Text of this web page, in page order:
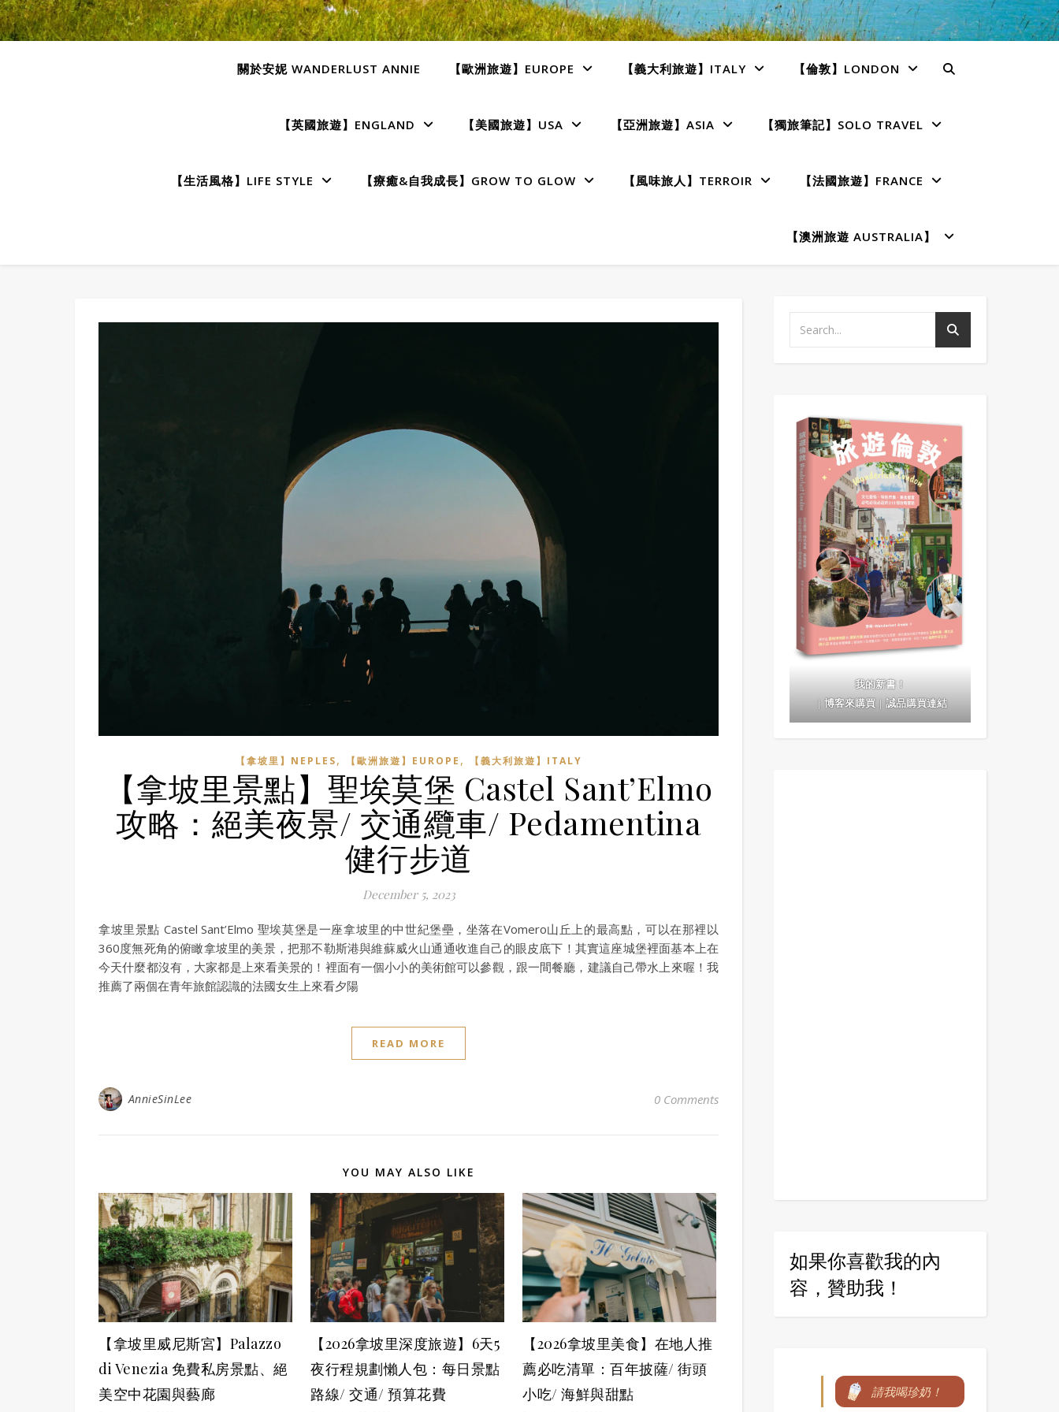
關於安妮 WANDERLUST ANNIE 【歐洲旅遊】EUROPE 【義大利旅遊】ITALY 【倫敦】LONDON
【英國旅遊】ENGLAND 【美國旅遊】USA 【亞洲旅遊】ASIA 【獨旅筆記】SOLO TRAVEL
【生活風格】LIFE STYLE 【療癒&自我成長】GROW TO GLOW 【風味旅人】TERROIR 【法國旅遊】FRANCE
【澳洲旅遊 AUSTRALIA】
【拿坡里】NEPLES, 【歐洲旅遊】EUROPE , 【義大利旅遊】ITALY
【拿坡里景點】聖埃莫堡 Castel Sant’Elmo
攻略：絕美夜景/ 交通纜車/ Pedamentina
健行步道
December 5, 2023
拿坡里景點 Castel Sant’Elmo 聖埃莫堡是一座拿坡里的中世紀堡壘，坐落在Vomero山丘上的最高點，可以在那裡以
360度無死角的俯瞰拿坡里的美景，把那不勒斯港與維蘇威火山通通收進自己的眼皮底下！其實這座城堡裡面基本上在
今天什麼都沒有，大家都是上來看美景的！裡面有一個小小的美術館可以參觀，跟一間餐廳，建議自己帶水上來喔！我
推薦了兩個在青年旅館認識的法國女生上來看夕陽
READ MORE
AnnieSinLee 0 Comments
YOU MAY ALSO LIKE
【拿坡里威尼斯宮】Palazzo
di Venezia 免費私房景點、絕
美空中花園與藝廊
【2026拿坡里深度旅遊】6天5
夜行程規劃懶人包：每日景點
路線/ 交通/ 預算花費
【2026拿坡里美食】在地人推
薦必吃清單：百年披薩/ 街頭
小吃/ 海鮮與甜點
我的新書！
｜博客來購買｜誠品購買連結
如果你喜歡我的內
容，贊助我！
請我喝珍奶！